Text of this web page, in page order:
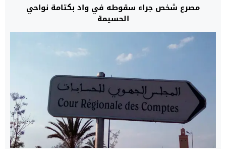
مصرع شخص جراء سقوطه في واد بكتامة نواحي
الحسيمة